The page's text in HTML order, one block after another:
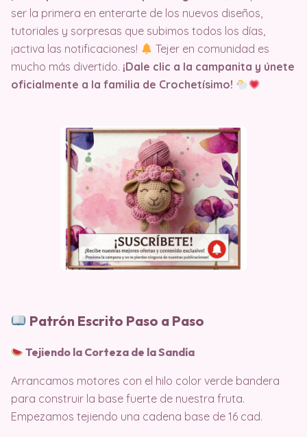
ser la primera en enterarte de los nuevos diseños,
tutoriales y sorpresas que subimos todos los días,
¡activa las notificaciones!
Tejer en comunidad es
mucho más divertido. ¡Dale clic a la campanita y únete
oficialmente a la familia de Crochetísimo!
Patrón Escrito Paso a Paso
Tejiendo la Corteza de la Sandía
Arrancamos motores con el hilo color verde bandera
para construir la base fuerte de nuestra fruta.
Empezamos tejiendo una cadena base de 16 cad.